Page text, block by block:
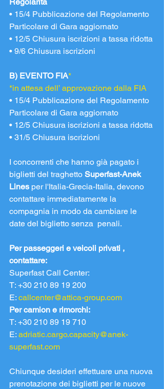
• 15/4 Pubblicazione del Regolamento
Particolare di Gara aggiornato
• 12/5 Chiusura iscrizioni a tassa ridotta
• 9/6 Chiusura iscrizioni
B) EVENTO FIA*
*in attesa dell’ approvazione dalla FIA
• 15/4 Pubblicazione del Regolamento
Particolare di Gara aggiornato
• 12/5 Chiusura iscrizioni a tassa ridotta
• 31/5 Chiusura iscrizioni
I concorrenti che hanno già pagato i
biglietti del traghetto Superfast-Anek
Lines per l'Italia-Grecia-Italia, devono
contattare immediatamente la
compagnia in modo da cambiare le
date del biglietto senza  penali.
Per passeggeri e veicoli privati ,
contattare:
Superfast Call Center:
T: +30 210 89 19 200
E: callcenter@attica-group.com
Per camion e rimorchi:
T: +30 210 89 19 710
E: adriatic.cargo.capacity@anek-
superfast.com
Chiunque desideri effettuare una nuova
prenotazione dei biglietti per le nuove